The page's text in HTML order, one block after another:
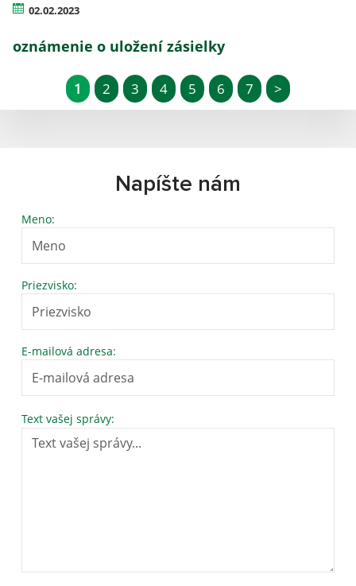
02.02.2023
oznámenie o uložení zásielky
1 2 3 4 5 6 7 >
Napíšte nám
Meno:
Priezvisko:
E-mailová adresa:
Text vašej správy: